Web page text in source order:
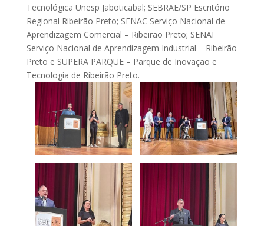
Tecnológica Unesp Jaboticabal; SEBRAE/SP Escritório
Regional Ribeirão Preto; SENAC Serviço Nacional de
Aprendizagem Comercial – Ribeirão Preto; SENAI
Serviço Nacional de Aprendizagem Industrial – Ribeirão
Preto e SUPERA PARQUE – Parque de Inovação e
Tecnologia de Ribeirão Preto.